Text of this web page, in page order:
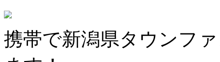
携帯で新潟県タウンフ